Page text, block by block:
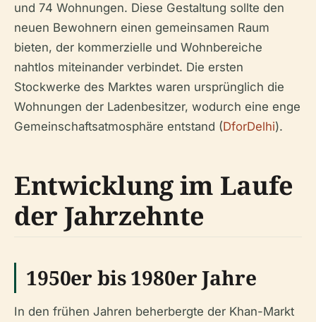
und 74 Wohnungen. Diese Gestaltung sollte den
neuen Bewohnern einen gemeinsamen Raum
bieten, der kommerzielle und Wohnbereiche
nahtlos miteinander verbindet. Die ersten
Stockwerke des Marktes waren ursprünglich die
Wohnungen der Ladenbesitzer, wodurch eine enge
Gemeinschaftsatmosphäre entstand (DforDelhi).
Entwicklung im Laufe
der Jahrzehnte
1950er bis 1980er Jahre
In den frühen Jahren beherbergte der Khan-Markt